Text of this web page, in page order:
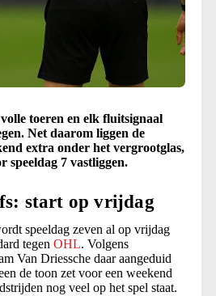
toeren en elk fluitsignaal
Net daarom liggen de
extra onder het vergrootglas,
speeldag 7 vastliggen.
start op vrijdag
speeldag zeven al op vrijdag
tegen OHL. Volgens
Van Driessche daar aangeduid
de toon zet voor een weekend
nog veel op het spel staat.